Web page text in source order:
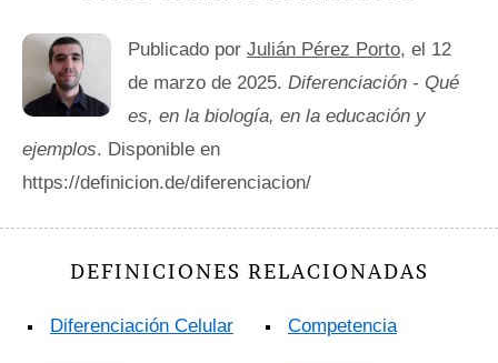
Publicado por Julián Pérez Porto, el 12
de marzo de 2025. Diferenciación - Qué
es, en la biología, en la educación y
ejemplos. Disponible en
https://definicion.de/diferenciacion/
DEFINICIONES RELACIONADAS
Diferenciación Celular Competencia